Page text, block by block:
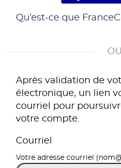
Qu’est-ce que
Après validation de
électronique, un lien
courriel pour
votre compte.
Courriel
Votre adresse courriel